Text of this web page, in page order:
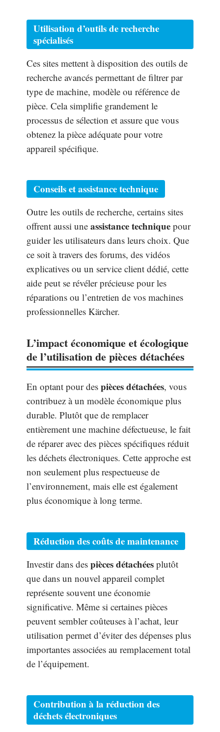
Utilisation d’outils de recherche
spécialisés
Ces sites mettent à disposition des outils de
recherche avancés permettant de filtrer par
type de machine, modèle ou référence de
pièce. Cela simplifie grandement le
processus de sélection et assure que vous
obtenez la pièce adéquate pour votre
appareil spécifique.
Conseils et assistance technique
Outre les outils de recherche, certains sites
offrent aussi une assistance technique pour
guider les utilisateurs dans leurs choix. Que
ce soit à travers des forums, des vidéos
explicatives ou un service client dédié, cette
aide peut se révéler précieuse pour les
réparations ou l’entretien de vos machines
professionnelles Kärcher.
L’impact économique et écologique
de l’utilisation de pièces détachées
En optant pour des pièces détachées, vous
contribuez à un modèle économique plus
durable. Plutôt que de remplacer
entièrement une machine défectueuse, le fait
de réparer avec des pièces spécifiques réduit
les déchets électroniques. Cette approche est
non seulement plus respectueuse de
l’environnement, mais elle est également
plus économique à long terme.
Réduction des coûts de maintenance
Investir dans des pièces détachées plutôt
que dans un nouvel appareil complet
représente souvent une économie
significative. Même si certaines pièces
peuvent sembler coûteuses à l’achat, leur
utilisation permet d’éviter des dépenses plus
importantes associées au remplacement total
de l’équipement.
Contribution à la réduction des
déchets électroniques